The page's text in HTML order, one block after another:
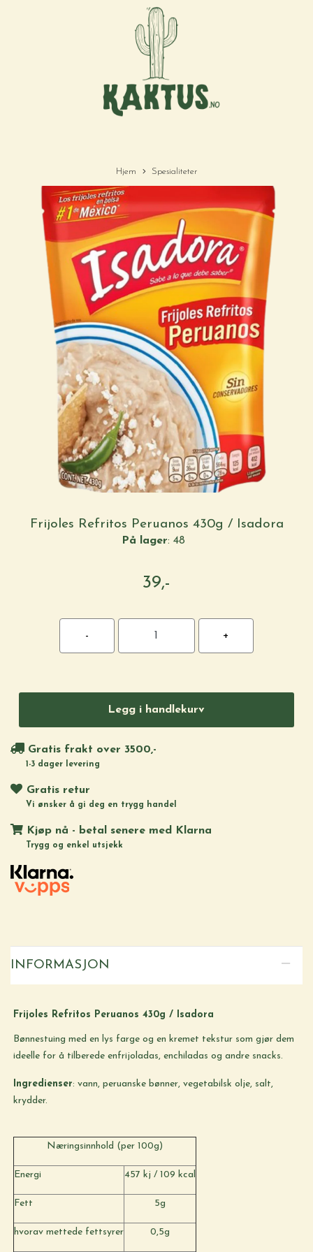
Hjem Spesialiteter
Frijoles Refritos Peruanos 430g / Isadora
På lager: 48
39,-
Legg i handlekurv
Gratis frakt over 3500,-
1-3 dager levering
Gratis retur
Vi ønsker å gi deg en trygg handel
Kjøp nå - betal senere med Klarna
Trygg og enkel utsjekk
INFORMASJON
Frijoles Refritos Peruanos 430g / Isadora
Bønnestuing med en lys farge og en kremet tekstur som gjør dem
ideelle for å tilberede enfrijoladas, enchiladas og andre snacks.
Ingredienser: vann, peruanske bønner, vegetabilsk olje, salt,
krydder.
Næringsinnhold (per 100g)
Energi 457 kj / 109 kcal
Fett 5g
hvorav mettede fettsyrer 0,5g